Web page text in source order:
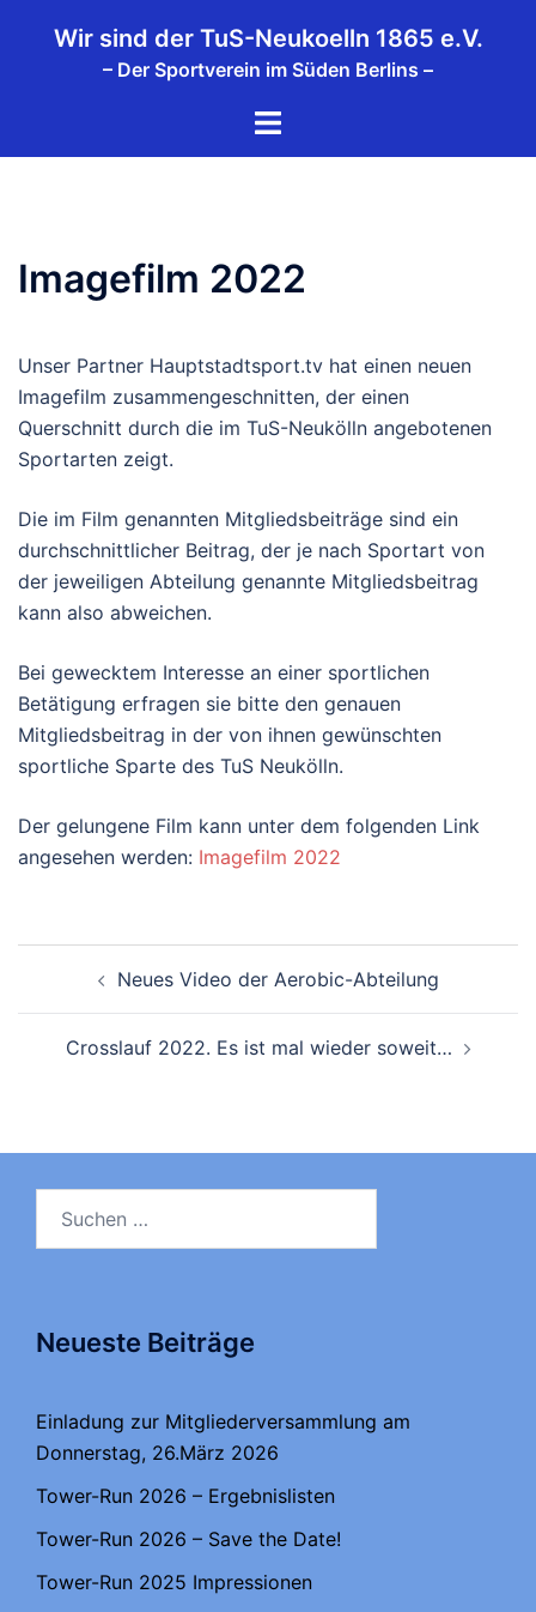
Wir sind der TuS-Neukoelln 1865 e.V.
– Der Sportverein im Süden Berlins –
Menü
Imagefilm 2022
Unser Partner Hauptstadtsport.tv hat einen neuen
Imagefilm zusammengeschnitten, der einen
Querschnitt durch die im TuS-Neukölln angebotenen
Sportarten zeigt.
Die im Film genannten Mitgliedsbeiträge sind ein
durchschnittlicher Beitrag, der je nach Sportart von
der jeweiligen Abteilung genannte Mitgliedsbeitrag
kann also abweichen.
Bei gewecktem Interesse an einer sportlichen
Betätigung erfragen sie bitte den genauen
Mitgliedsbeitrag in der von ihnen gewünschten
sportliche Sparte des TuS Neukölln.
Der gelungene Film kann unter dem folgenden Link
angesehen werden: Imagefilm 2022
Neues Video der Aerobic-Abteilung
Crosslauf 2022. Es ist mal wieder soweit…
Neueste Beiträge
Einladung zur Mitgliederversammlung am
Donnerstag, 26.März 2026
Tower-Run 2026 – Ergebnislisten
Tower-Run 2026 – Save the Date!
Tower-Run 2025 Impressionen